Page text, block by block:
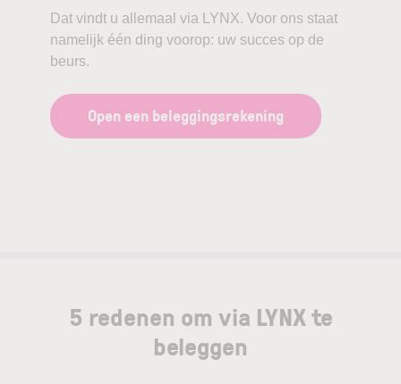
Dat vindt u allemaal via LYNX. Voor ons staat
namelijk één ding voorop: uw succes op de
beurs.
Open een beleggingsrekening
5 redenen om via LYNX te
beleggen